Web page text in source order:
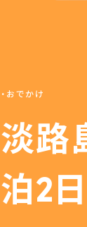
おでかけ
淡路
泊2